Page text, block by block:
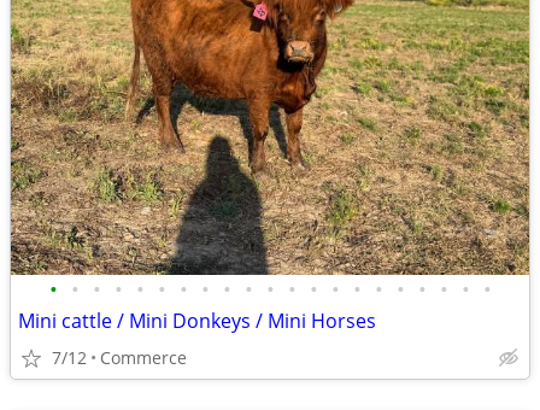
• • • • • • • • • • • • • • • • • • • • •
Mini cattle / Mini Donkeys / Mini Horses
7/12 Commerce